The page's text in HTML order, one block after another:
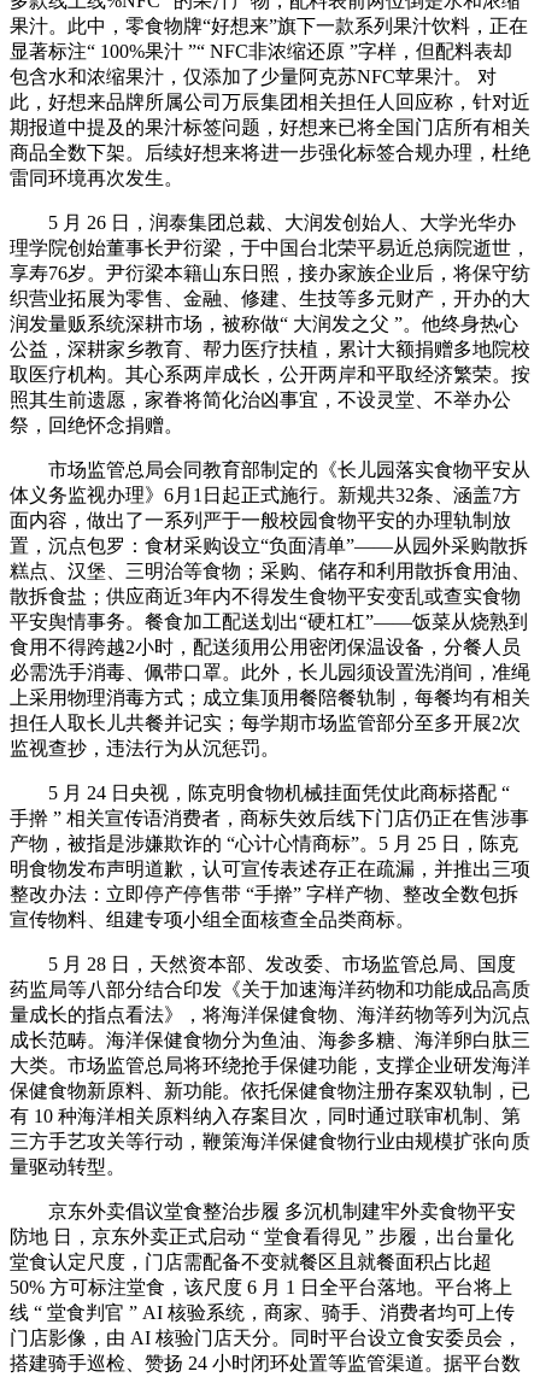
果汁。此中，零食物牌“好想来”旗下一款系列果汁饮料，正在
显著标注“ 100%果汁 ”“ NFC非浓缩还原 ”字样，但配料表却
包含水和浓缩果汁，仅添加了少量阿克苏NFC苹果汁。 对
此，好想来品牌所属公司万辰集团相关担任人回应称，针对近
期报道中提及的果汁标签问题，好想来已将全国门店所有相关
商品全数下架。后续好想来将进一步强化标签合规办理，杜绝
雷同环境再次发生。
5 月 26 日，润泰集团总裁、大润发创始人、大学光华办
理学院创始董事长尹衍梁，于中国台北荣平易近总病院逝世，
享寿76岁。尹衍梁本籍山东日照，接办家族企业后，将保守纺
织营业拓展为零售、金融、修建、生技等多元财产，开办的大
润发量贩系统深耕市场，被称做“ 大润发之父 ”。他终身热心
公益，深耕家乡教育、帮力医疗扶植，累计大额捐赠多地院校
取医疗机构。其心系两岸成长，公开两岸和平取经济繁荣。按
照其生前遗愿，家眷将简化治凶事宜，不设灵堂、不举办公
祭，回绝怀念捐赠。
市场监管总局会同教育部制定的《长儿园落实食物平安从
体义务监视办理》6月1日起正式施行。新规共32条、涵盖7方
面内容，做出了一系列严于一般校园食物平安的办理轨制放
置，沉点包罗：食材采购设立“负面清单”——从园外采购散拆
糕点、汉堡、三明治等食物；采购、储存和利用散拆食用油、
散拆食盐；供应商近3年内不得发生食物平安变乱或查实食物
平安舆情事务。餐食加工配送划出“硬杠杠”——饭菜从烧熟到
食用不得跨越2小时，配送须用公用密闭保温设备，分餐人员
必需洗手消毒、佩带口罩。此外，长儿园须设置洗消间，准绳
上采用物理消毒方式；成立集顶用餐陪餐轨制，每餐均有相关
担任人取长儿共餐并记实；每学期市场监管部分至多开展2次
监视查抄，违法行为从沉惩罚。
5 月 24 日央视，陈克明食物机械挂面凭仗此商标搭配 “
手擀 ” 相关宣传语消费者，商标失效后线下门店仍正在售涉事
产物，被指是涉嫌欺诈的 “心计心情商标”。5 月 25 日，陈克
明食物发布声明道歉，认可宣传表述存正在疏漏，并推出三项
整改办法：立即停产停售带 “手擀” 字样产物、整改全数包拆
宣传物料、组建专项小组全面核查全品类商标。
5 月 28 日，天然资本部、发改委、市场监管总局、国度
药监局等八部分结合印发《关于加速海洋药物和功能成品高质
量成长的指点看法》，将海洋保健食物、海洋药物等列为沉点
成长范畴。海洋保健食物分为鱼油、海参多糖、海洋卵白肽三
大类。市场监管总局将环绕抢手保健功能，支撑企业研发海洋
保健食物新原料、新功能。依托保健食物注册存案双轨制，已
有 10 种海洋相关原料纳入存案目次，同时通过联审机制、第
三方手艺攻关等行动，鞭策海洋保健食物行业由规模扩张向质
量驱动转型。
京东外卖倡议堂食整治步履 多沉机制建牢外卖食物平安
防地 日，京东外卖正式启动 “ 堂食看得见 ” 步履，出台量化
堂食认定尺度，门店需配备不变就餐区且就餐面积占比超
50% 方可标注堂食，该尺度 6 月 1 日全平台落地。平台将上
线 “ 堂食判官 ” AI 核验系统，商家、骑手、消费者均可上传
门店影像，由 AI 核验门店天分。同时平台设立食安委员会，
搭建骑手巡检、赞扬 24 小时闭环处置等监管渠道。据平台数